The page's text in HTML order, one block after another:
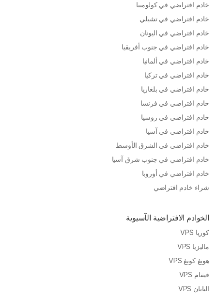
خادم افتراضي في كولومبيا
خادم افتراضي في تشيلي
خادم افتراضي في اليونان
خادم افتراضي في جنوب أفريقيا
خادم افتراضي في ألمانيا
خادم افتراضي في تركيا
خادم افتراضي في بلغاريا
خادم افتراضي في فرنسا
خادم افتراضي في روسيا
خادم افتراضي في آسيا
خادم افتراضي في الشرق الأوسط
خادم افتراضي في جنوب شرق آسيا
خادم افتراضي في أوروبا
شراء خادم افتراضي
الخوادم الافتراضية الآسيوية
كوريا VPS
ماليزيا VPS
هونغ كونغ VPS
فيتنام VPS
اليابان VPS